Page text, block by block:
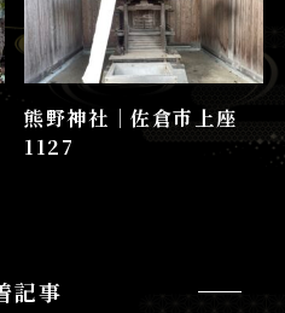
熊野神社│佐倉市上座
1127
記事